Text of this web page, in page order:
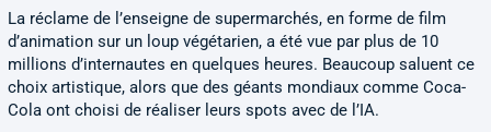
La réclame de l’enseigne de supermarchés, en forme de film
d’animation sur un loup végétarien, a été vue par plus de 10
millions d’internautes en quelques heures. Beaucoup saluent ce
choix artistique, alors que des géants mondiaux comme Coca-
Cola ont choisi de réaliser leurs spots avec de l’IA.